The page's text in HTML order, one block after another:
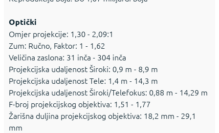
Optički
Omjer projekcije: 1,30 - 2,09:1
Zum: Ručno, Faktor: 1 - 1,62
Veličina zaslona: 31 inča - 304 inča
Projekcijska udaljenost Široki: 0,9 m - 8,9 m
Projekcijska udaljenost Tele: 1,4 m - 14,3 m
Projekcijska udaljenost Široki/Telefokus: 0,88 m - 14,29 m
F-broj projekcijskog objektiva: 1,51 - 1,77
Žarišna duljina projekcijskog objektiva: 18,2 mm - 29,1
mm